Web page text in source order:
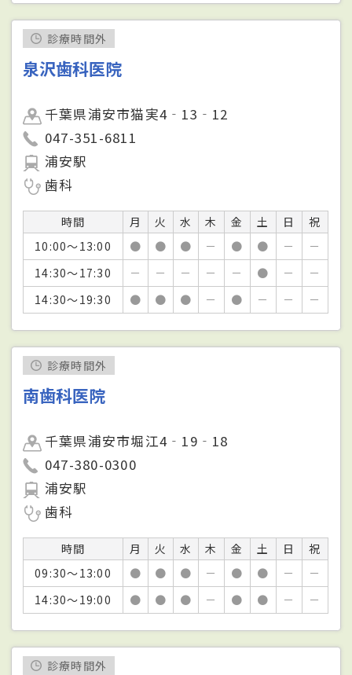
診療時間外
泉沢歯科医院
千葉県浦安市猫実4‐13‐12
047-351-6811
浦安駅
歯科
時間 月 火 水 木 金 土 日
祝
10:00～13:00
● ● ● － ● ● －
－
14:30～17:30
－ － － － － ● －
－
14:30～19:30
● ● ● － ● － － －
診療時間外
南歯科医院
千葉県浦安市堀江4‐19‐18
047-380-0300
浦安駅
歯科
時間 月 火 水 木 金 土 日
祝
09:30～13:00
● ● ● － ● ● －
－
14:30～19:00
● ● ● － ● ● － －
診療時間外